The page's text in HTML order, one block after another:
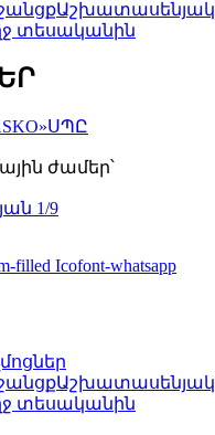
Աշխատասենյակ
տեսականին
ժամեր՝
1/9
filled Icofont-whatsapp
Աշխատասենյակ
տեսականին